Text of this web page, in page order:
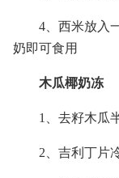
4、西米放入
奶即可食用
木瓜椰奶冻
1、去籽木瓜
2、吉利丁片